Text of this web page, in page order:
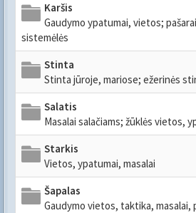
Karšis
Gaudymo ypatumai, vietos;
sistemėlės
Stinta
Stinta jūroje, mariose; ežerinės
Salatis
Masalai salačiams; žūklės vietos,
Starkis
Vietos, ypatumai, masalai
Šapalas
Gaudymo vietos, taktika, masalai,